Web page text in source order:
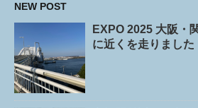
NEW POST
EXPO 2025 大阪・
に近くを走りました